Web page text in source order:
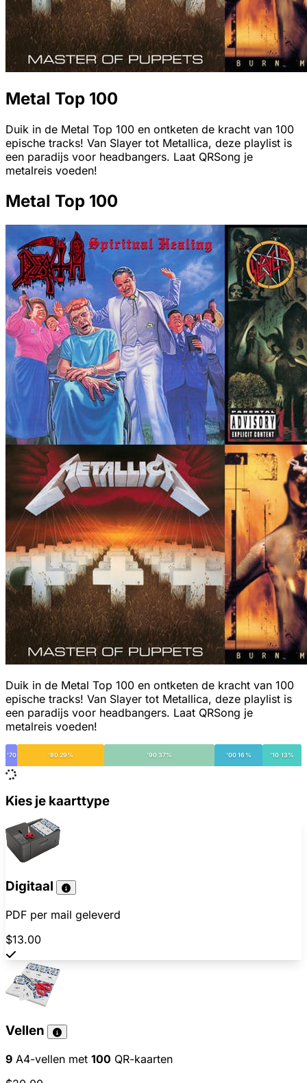
Metal Top 100
Duik in de Metal Top 100 en ontketen de kracht van 100
epische tracks! Van Slayer tot Metallica, deze playlist is
een paradijs voor headbangers. Laat QRSong je
metalreis voeden!
Metal Top 100
Duik in de Metal Top 100 en ontketen de kracht van 100
epische tracks! Van Slayer tot Metallica, deze playlist is
een paradijs voor headbangers. Laat QRSong je
metalreis voeden!
'70 '80 29% '90 37% '00 16% '10 13%
Kies je kaarttype
Digitaal
PDF per mail geleverd
$13.00
Vellen
9 A4-vellen met 100 QR-kaarten